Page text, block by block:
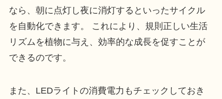
なら、朝に点灯し夜に消灯するといったサイクル
を自動化できます。 これにより、規則正しい生活
リズムを植物に与え、効率的な成長を促すことが
できるのです。
また、LEDライトの消費電力もチェックしておき